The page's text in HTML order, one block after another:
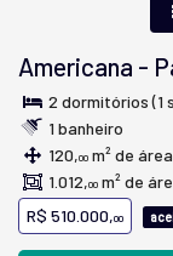
Americana -
2 dormitórios (1
1 banheiro
120,00 m² de
1.012,00 m² de
R$ 510.000,00